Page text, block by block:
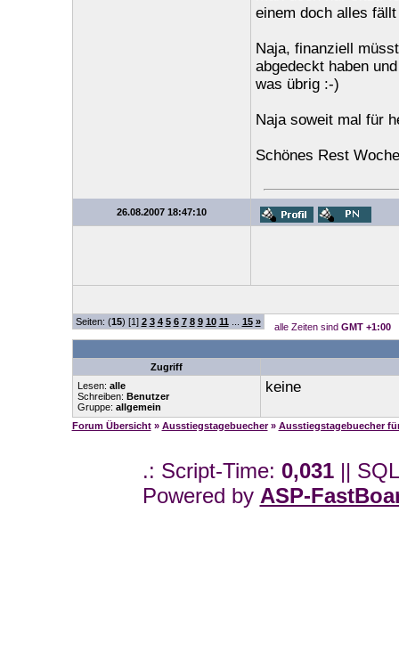
einem doch alles
Naja, finanziell
abgedeckt haben
was übrig :-)
Naja soweit mal für
Schönes Rest
26.08.2007 18:47:10
Seiten: (15) [1] 2 3 4 5 6 7 8 9 10 11 15 » alle Zeiten sind GMT +1:00
Zugriff
Lesen: alle
Schreiben: Benutzer
Gruppe: allgemein
keine
Forum Übersicht » Ausstiegstagebuecher » Ausstiegstagebuecher
.: Script-Time: 0,031||
Powered by ASP-